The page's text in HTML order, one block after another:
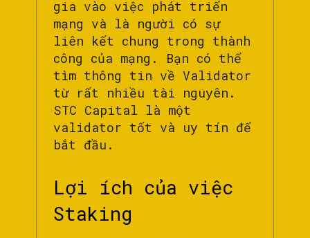
gia vào việc phát triển
mạng và là người có sự
liên kết chung trong thành
công của mạng. Bạn có thể
tìm thông tin về Validator
từ rất nhiều tài nguyên.
STC Capital là một
validator tốt và uy tín để
bắt đầu.
Lợi ích của việc
Staking